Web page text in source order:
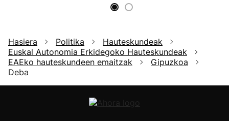
Hasiera Politika
Hauteskundeak
Euskal Autonomia Erkidegoko Hauteskundeak
EAEko hauteskundeen emaitzak
Gipuzkoa
Deba